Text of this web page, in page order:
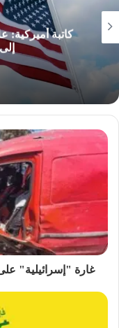
كاتبة أميركية:
غارة "إسرائيلية" على